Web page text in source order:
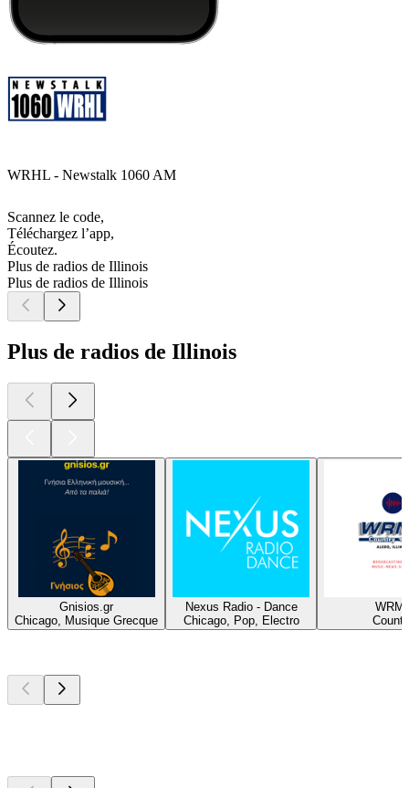
WRHL - Newstalk 1060 AM
Scannez le code,
Téléchargez l’app,
Écoutez.
Plus de radios de Illinois
Plus de radios de Illinois
Plus de radios de Illinois
Gnisios.gr
Chicago, Musique Grecque
Nexus Radio - Dance
Chicago, Pop, Electro